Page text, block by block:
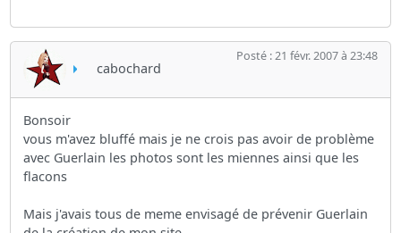
cabochard
Posté : 21 févr. 2007 à 23:48
Bonsoir
vous m'avez bluffé mais je ne crois pas avoir de problème
avec Guerlain les photos sont les miennes ainsi que les
flacons
Mais j'avais tous de meme envisagé de prévenir Guerlain